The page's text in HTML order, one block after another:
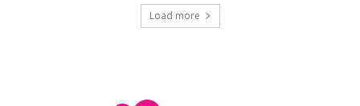
Load more